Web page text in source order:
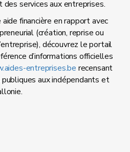
services aux entreprises.
aide financière en rapport avec
(création, reprise ou
découvrez le portail
d’informations officielles
entreprises.be recensant
aux indépendants et